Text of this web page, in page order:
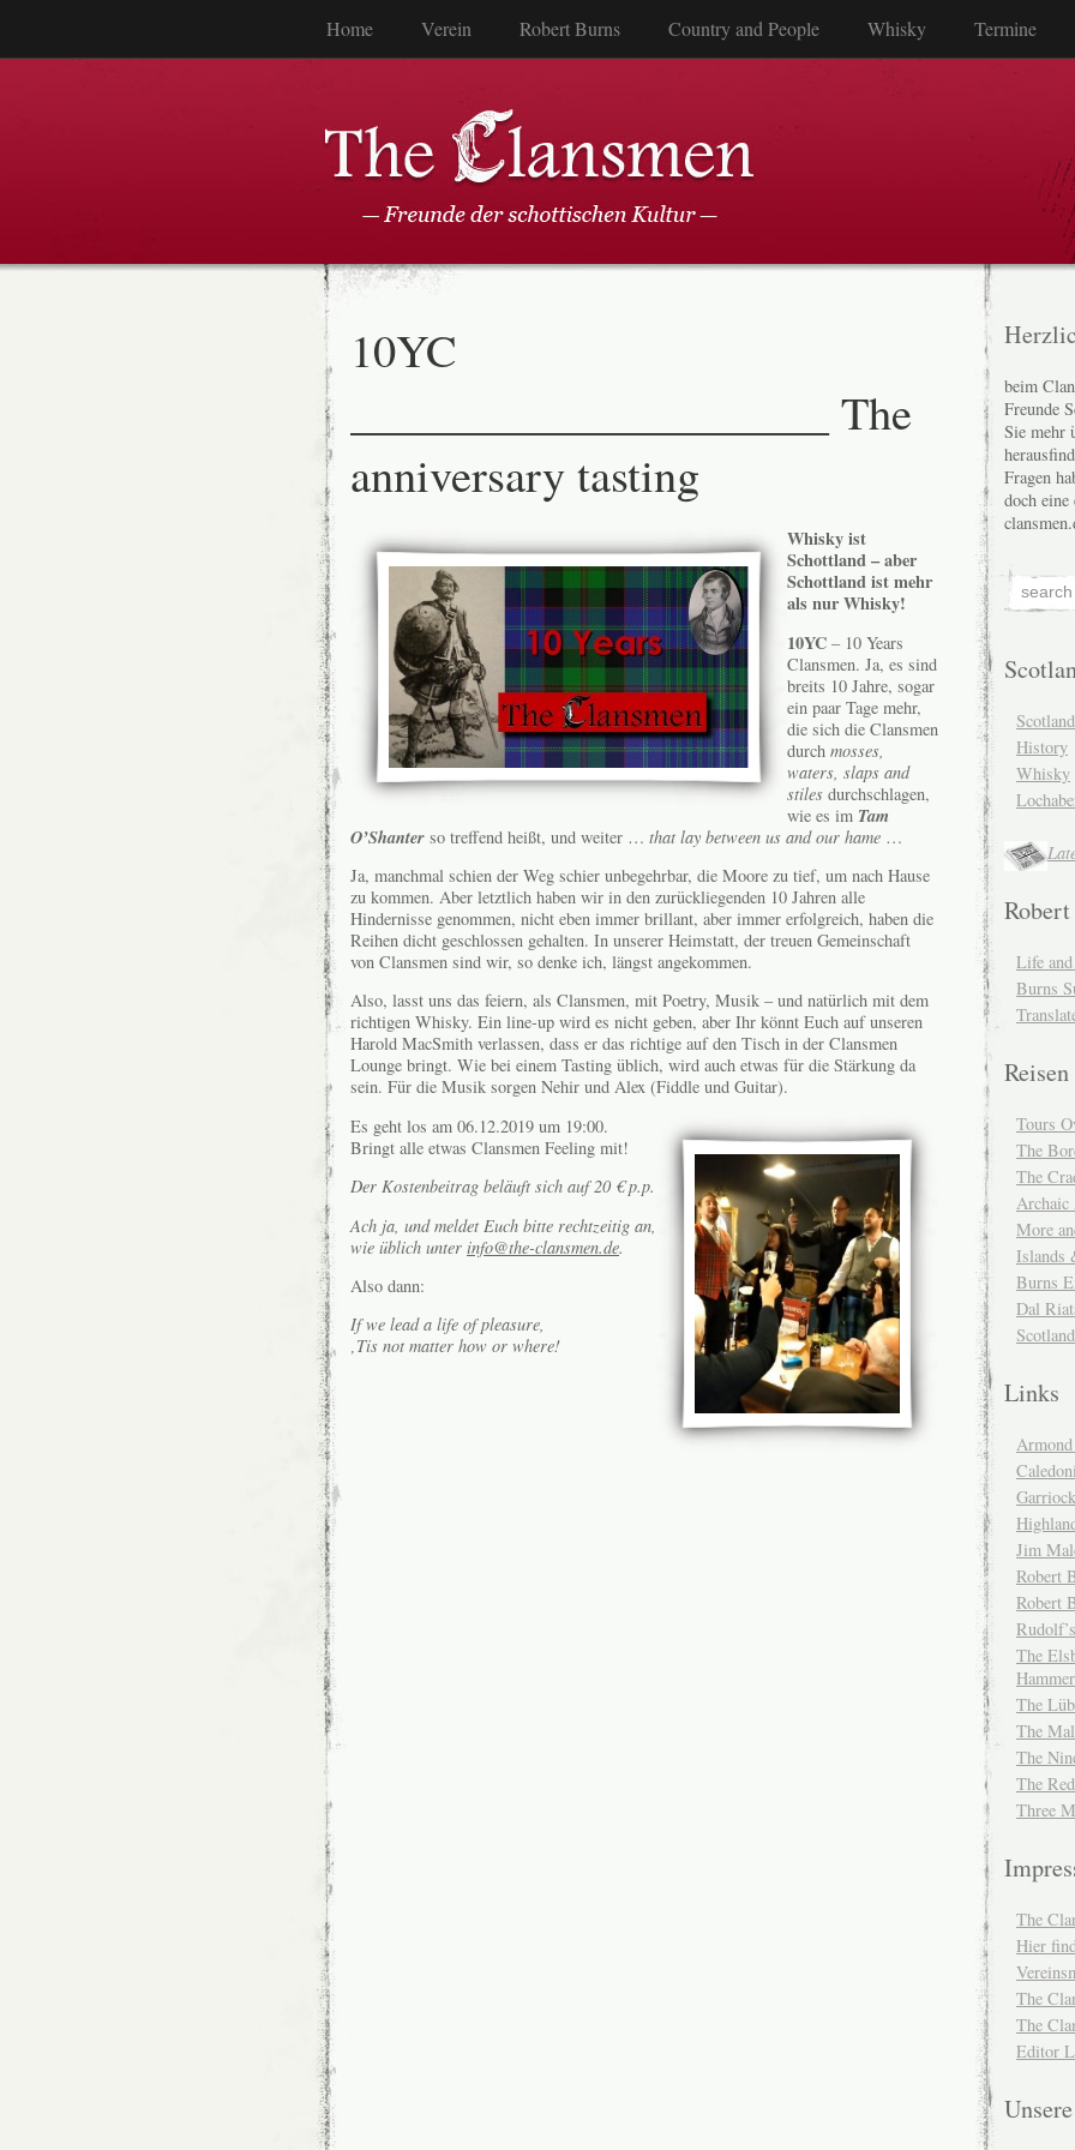
Home Verein Robert Burns Country and People Whisky Termine
10YC
_____________________ The
anniversary tasting
Whisky ist
Schottland – aber
Schottland ist mehr
als nur Whisky!
10YC – 10 Years
Clansmen. Ja, es sind
breits 10 Jahre, sogar
ein paar Tage mehr,
die sich die Clansmen
durch mosses,
waters, slaps and
stiles durchschlagen,
wie es im Tam
O’Shanter so treffend heißt, und weiter … that lay between us and our hame …
Ja, manchmal schien der Weg schier unbegehrbar, die Moore zu tief, um nach Hause
zu kommen. Aber letztlich haben wir in den zurückliegenden 10 Jahren alle
Hindernisse genommen, nicht eben immer brillant, aber immer erfolgreich, haben die
Reihen dicht geschlossen gehalten. In unserer Heimstatt, der treuen Gemeinschaft
von Clansmen sind wir, so denke ich, längst angekommen.
Also, lasst uns das feiern, als Clansmen, mit Poetry, Musik – und natürlich mit dem
richtigen Whisky. Ein line-up wird es nicht geben, aber Ihr könnt Euch auf unseren
Harold MacSmith verlassen, dass er das richtige auf den Tisch in der Clansmen
Lounge bringt. Wie bei einem Tasting üblich, wird auch etwas für die Stärkung da
sein. Für die Musik sorgen Nehir und Alex (Fiddle und Guitar).
Es geht los am 06.12.2019 um 19:00.
Bringt alle etwas Clansmen Feeling mit!
Der Kostenbeitrag beläuft sich auf 20 € p.p.
Ach ja, und meldet Euch bitte rechtzeitig an,
wie üblich unter info@the-clansmen.de.
Also dann:
If we lead a life of pleasure,
‚Tis not matter how or where!
beim
Freunde
Sie mehr
Fragen
doch
History
Whisky
Life
Burns
Reisen
Tours
The
The
Archaic
More
Islands
Burns
Dal
Links
Jim
Robert
Robert
The
The
The
The
The
Three
The
Hier
The
The
Editor